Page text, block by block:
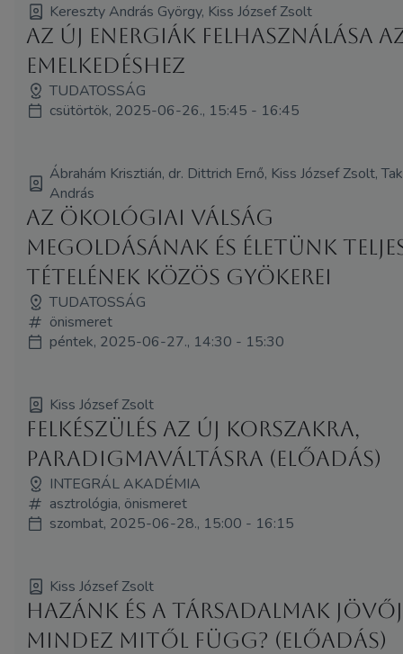
Kereszty András György, Kiss József Zsolt
Az új energiák felhasználása
emelkedéshez
TUDATOSSÁG
csütörtök, 2025-06-26., 15:45 - 16:45
Ábrahám Krisztián, dr. Dittrich Ernő, Kiss József Zsolt,
András
Az ökológiai válság
megoldásának és életünk
tételének közös gyökerei
TUDATOSSÁG
önismeret
péntek, 2025-06-27., 14:30 - 15:30
Kiss József Zsolt
Felkészülés az új korszakra,
paradigmaváltásra (Előadás)
INTEGRÁL AKADÉMIA
asztrológia, önismeret
szombat, 2025-06-28., 15:00 - 16:15
Kiss József Zsolt
Hazánk és a társadalmak
mindez mitől függ? (Előadás)